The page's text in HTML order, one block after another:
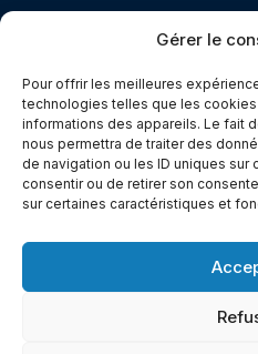
Gérer le
Pour offrir les meilleures
technologies telles que les
informations des appareils. Le fait
nous permettra de traiter des
de navigation ou les ID uniques sur
consentir ou de retirer son
sur certaines caractéristiques et
7 Place Firmin Gautier
CS 80476
38016 GRENOBLE, Cedex 1
Chambery
Immeuble le Paris
73000 Chambéry